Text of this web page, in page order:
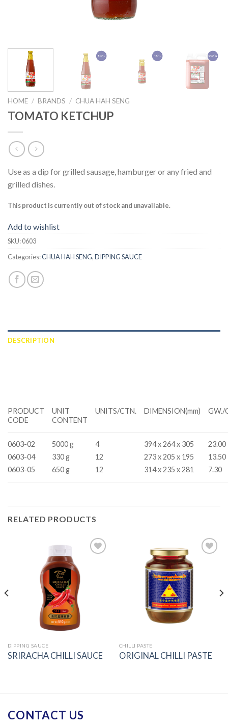
HOME / BRANDS / CHUA HAH SENG
TOMATO KETCHUP
Use as a dip for grilled sausage, hamburger or any fried and
grilled dishes.
This product is currently out of stock and unavailable.
Add to wishlist
SKU:0603
Categories:CHUA HAH SENG,DIPPING SAUCE
DESCRIPTION
PRODUCT
CODE
UNIT
CONTENT
UNITS/CTN. DIMENSION(mm) GW./
0603-02
0603-04
0603-05
5000 g
330 g
650 g
4
12
12
394 x 264 x 305
273 x 205 x 195
314 x 235 x 281
23.00
13.50
7.30
RELATED PRODUCTS
DIPPING SAUCE
SRIRACHA CHILLI SAUCE
CHILLI PASTE
ORIGINAL CHILLI PASTE
CONTACT US